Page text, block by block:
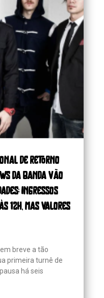
de retorno
da banda vão
ingressos
12h, mas valores
breve a tão
primeira turnê de
há seis